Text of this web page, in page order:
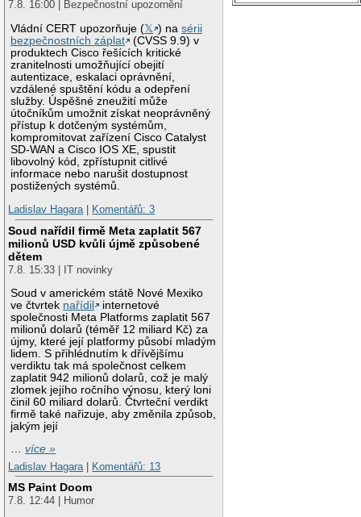
7.8. 16:00 | Bezpečnostní upozornění
Vládní CERT upozorňuje (𝕏 ) nasérii
bezpečnostních záplat
(CVSS 9.9) v
produktech Cisco řešících kritické
zranitelnosti umožňující obejití
autentizace, eskalaci oprávnění,
vzdálené spuštění kódu a odepření
služby. Úspěšné zneužití může
útočníkům umožnit získat neoprávněný
přístup k dotčeným systémům,
kompromitovat zařízení Cisco Catalyst
SD-WAN a Cisco IOS XE, spustit
libovolný kód, zpřístupnit citlivé
informace nebo narušit dostupnost
postižených systémů.
Ladislav Hagara| Komentářů: 3
Soud nařídil firmě Meta zaplatit 567
milionů USD kvůli újmě způsobené
dětem
7.8. 15:33 | IT novinky
Soud v americkém státě Nové Mexiko
ve čtvrtek nařídil
internetové
společnosti Meta Platforms zaplatit 567
milionů dolarů (téměř 12 miliard Kč) za
újmy, které její platformy působí mladým
lidem. S přihlédnutím k dřívějšímu
verdiktu tak má společnost celkem
zaplatit 942 milionů dolarů, což je malý
zlomek jejího ročního výnosu, který loni
činil 60 miliard dolarů. Čtvrteční verdikt
firmě také nařizuje, aby změnila způsob,
jakým její
…více »
Ladislav Hagara
Komentářů: 13
MS Paint Doom
7.8. 12:44 | Humor